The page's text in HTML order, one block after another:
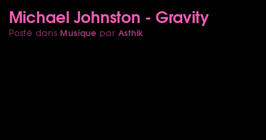
Michael Johnston - Gravity
Posté dans Musique par Asthik